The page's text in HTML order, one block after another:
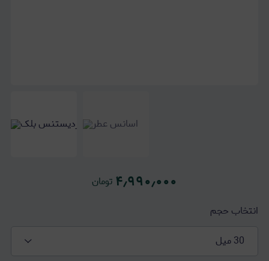
۴٫۹۹۰٫۰۰۰ تومان
انتخاب حجم
30 میل